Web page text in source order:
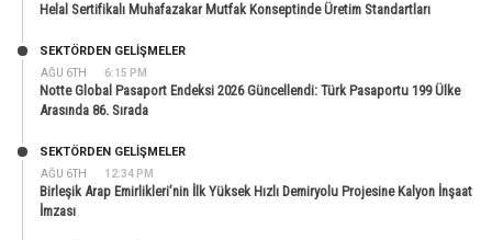
Helal Sertifikalı Muhafazakar Mutfak Konseptinde Üretim Standartları
AĞU 6TH 6:15 PM
SEKTÖRDEN GELIŞMELER
Notte Global Pasaport Endeksi 2026 Güncellendi: Türk Pasaportu 199 Ülke
Arasında 86. Sırada
AĞU 6TH 12:34 PM
SEKTÖRDEN GELIŞMELER
Birleşik Arap Emirlikleri’nin İlk Yüksek Hızlı Demiryolu Projesine Kalyon İnşaat
İmzası